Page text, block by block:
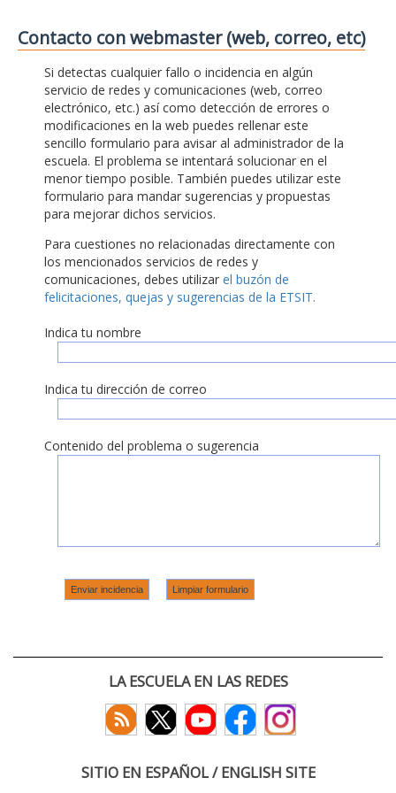
Contacto con webmaster (web, correo, etc)
Si detectas cualquier fallo o incidencia en algún
servicio de redes y comunicaciones (web, correo
electrónico, etc.) así como detección de errores o
modificaciones en la web puedes rellenar este
sencillo formulario para avisar al administrador de la
escuela. El problema se intentará solucionar en el
menor tiempo posible. También puedes utilizar este
formulario para mandar sugerencias y propuestas
para mejorar dichos servicios.
Para cuestiones no relacionadas directamente con
los mencionados servicios de redes y
comunicaciones, debes utilizar el buzón de
felicitaciones, quejas y sugerencias de la ETSIT.
Indica tu nombre
Indica tu dirección de correo
Contenido del problema o sugerencia
LA ESCUELA EN LAS REDES
SITIO EN ESPAÑOL / ENGLISH SITE